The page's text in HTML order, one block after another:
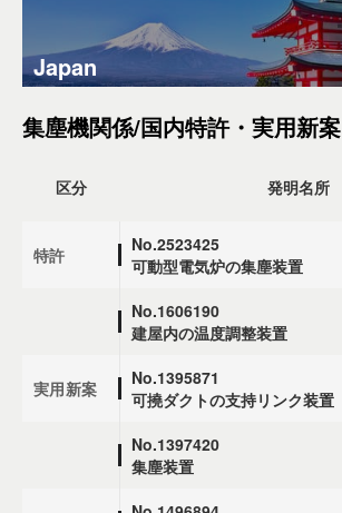
Japan
集塵機関係/国内特許・実用新案
区分 発明名所
特許
No.2523425
可動型電気炉の集塵装置
No.1606190
建屋内の温度調整装置
実用新案
No.1395871
可撓ダクトの支持リンク装置
No.1397420
集塵装置